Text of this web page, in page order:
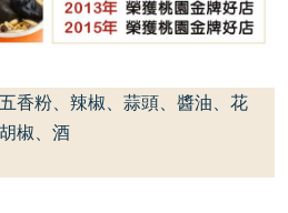
香粉、辣椒、蒜頭、醬油、花
椒、酒